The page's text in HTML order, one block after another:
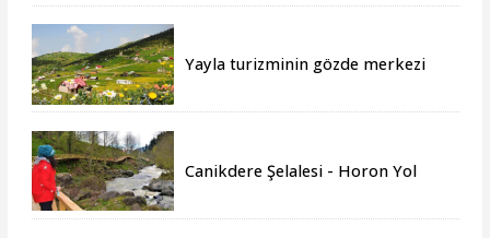
Yayla turizminin gözde merkezi
Canikdere Şelalesi - Horon Yol